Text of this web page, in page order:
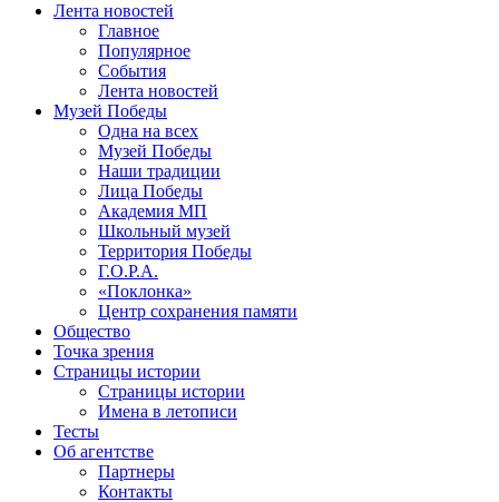
Лента новостей
Главное
Популярное
События
Лента новостей
Музей Победы
Одна на всех
Музей Победы
Наши традиции
Лица Победы
Академия МП
Школьный музей
Территория Победы
Г.О.Р.А.
«Поклонка»
Центр сохранения памяти
Общество
Точка зрения
Страницы истории
Страницы истории
Имена в летописи
Тесты
Об агентстве
Партнеры
Контакты